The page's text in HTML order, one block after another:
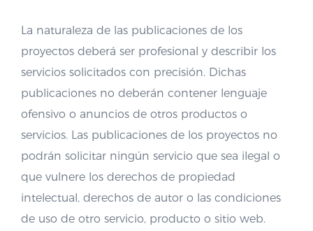
La naturaleza de las publicaciones de los
proyectos deberá ser profesional y describir los
servicios solicitados con precisión. Dichas
publicaciones no deberán contener lenguaje
ofensivo o anuncios de otros productos o
servicios. Las publicaciones de los proyectos no
podrán solicitar ningún servicio que sea ilegal o
que vulnere los derechos de propiedad
intelectual, derechos de autor o las condiciones
de uso de otro servicio, producto o sitio web.